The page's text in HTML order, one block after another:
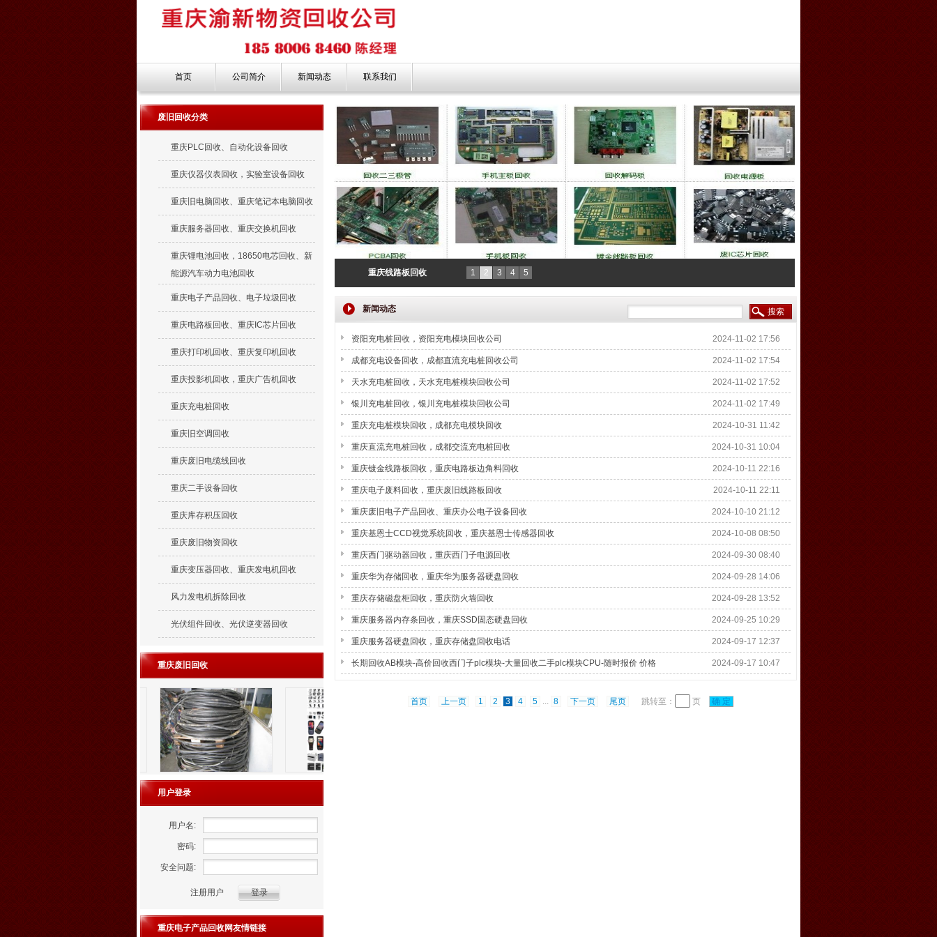
首页 公司简介 新闻动态 联系我们
废旧回收分类
重庆PLC回收、自动化设备回收
重庆仪器仪表回收，实验室设备回收
重庆旧电脑回收、重庆笔记本电脑回收
重庆服务器回收、重庆交换机回收
重庆锂电池回收，18650电芯回收、新
能源汽车动力电池回收
重庆电子产品回收、电子垃圾回收
重庆电路板回收、重庆IC芯片回收
重庆打印机回收、重庆复印机回收
重庆投影机回收，重庆广告机回收
重庆充电桩回收
重庆旧空调回收
重庆废旧电缆线回收
重庆二手设备回收
重庆库存积压回收
重庆废旧物资回收
重庆变压器回收、重庆发电机回收
风力发电机拆除回收
光伏组件回收、光伏逆变器回收
重庆废旧回收
用户登录
用户名:
密码:
安全问题:
注册用户
重庆电子产品回收网友情链接
重庆线路板回收 1 2 3 4 5
新闻动态
资阳充电桩回收，资阳充电模块回收公司 2024-11-02 17:56
成都充电设备回收，成都直流充电桩回收公司 2024-11-02 17:54
天水充电桩回收，天水充电桩模块回收公司 2024-11-02 17:52
银川充电桩回收，银川充电桩模块回收公司 2024-11-02 17:49
重庆充电桩模块回收，成都充电模块回收 2024-10-31 11:42
重庆直流充电桩回收，成都交流充电桩回收 2024-10-31 10:04
重庆镀金线路板回收，重庆电路板边角料回收 2024-10-11 22:16
重庆电子废料回收，重庆废旧线路板回收 2024-10-11 22:11
重庆废旧电子产品回收、重庆办公电子设备回收 2024-10-10 21:12
重庆基恩士CCD视觉系统回收，重庆基恩士传感器回收 2024-10-08 08:50
重庆西门驱动器回收，重庆西门子电源回收 2024-09-30 08:40
重庆华为存储回收，重庆华为服务器硬盘回收 2024-09-28 14:06
重庆存储磁盘柜回收，重庆防火墙回收 2024-09-28 13:52
重庆服务器内存条回收，重庆SSD固态硬盘回收 2024-09-25 10:29
重庆服务器硬盘回收，重庆存储盘回收电话 2024-09-17 12:37
长期回收AB模块-高价回收西门子plc模块-大量回收二手plc模块CPU-随时报价 价格 2024-09-17 10:47
首页 上一页 1 2 3 4 5 ... 8 下一页 尾页 跳转至： 页 确 定